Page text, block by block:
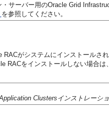
・サーバー用のOracle Grid
を参照してください。
RACがシステムにインストールさ
RACをインストールしない場合
Application Clustersインストレー